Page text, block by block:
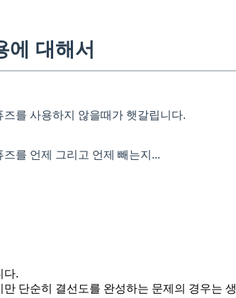
에 대해서
를 사용하지 않을때가 햇갈립니다.
를 언제 그리고 언제 빼는지...
다.
단순히 결선도를 완성하는 문제의 경우는